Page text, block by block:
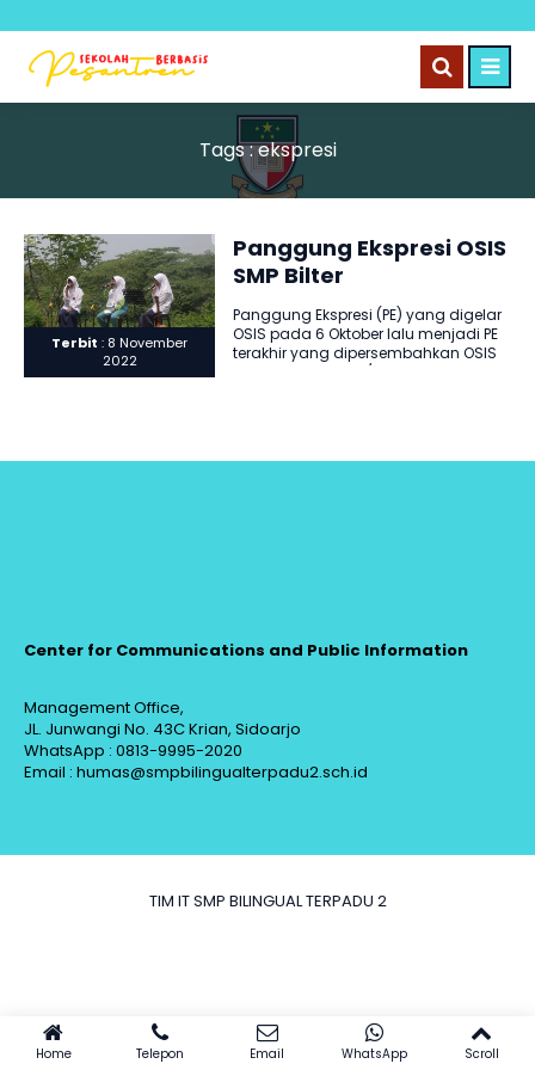
Tags : ekspresi
Terbit : 8 November
2022
Panggung Ekspresi OSIS
SMP Bilter
Panggung Ekspresi (PE) yang digelar
OSIS pada 6 Oktober lalu menjadi PE
terakhir yang dipersembahkan OSIS
tahun ajaran 2021/2022. Hal..
Center for Communications and Public Information
Management Office,
JL. Junwangi No. 43C Krian, Sidoarjo
WhatsApp : 0813-9995-2020
Email : humas@smpbilingualterpadu2.sch.id
TIM IT SMP BILINGUAL TERPADU 2
Home Telepon Email WhatsApp Scroll